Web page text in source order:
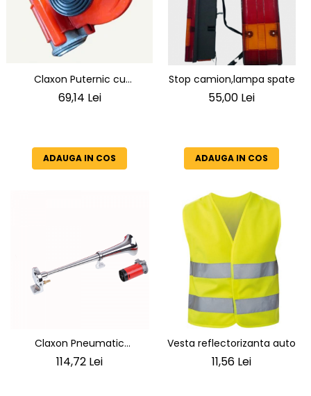
Claxon Puternic cu
Compresor 139 dB 12V | Kit
69,14 Lei
ADAUGA IN COS
Stop camion,lampa spate
55,00 Lei
ADAUGA IN COS
Claxon Pneumatic
Profesional 37 cm, 12V,
114,72 Lei
Vesta reflectorizanta auto
11,56 Lei